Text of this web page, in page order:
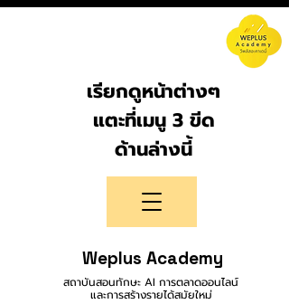
เรียกดูหน้าต่างๆ
แตะที่เมนู 3 ขีด
ด้านล่างนี้
Weplus Academy
สถาบันสอนทักษะ AI การตลาดออนไลน์
และการสร้างรายได้สมัยใหม่